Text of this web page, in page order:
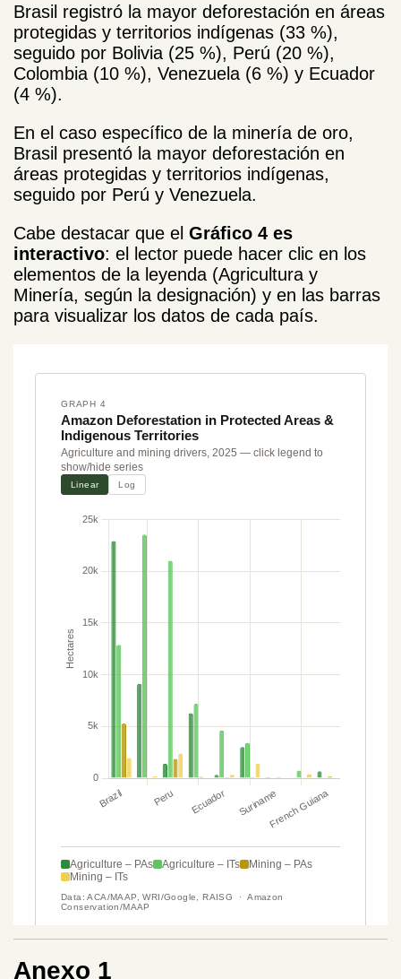
Brasil registró la mayor deforestación en áreas
protegidas y territorios indígenas (33 %),
seguido por Bolivia (25 %), Perú (20 %),
Colombia (10 %), Venezuela (6 %) y Ecuador
(4 %).
En el caso específico de la minería de oro,
Brasil presentó la mayor deforestación en
áreas protegidas y territorios indígenas,
seguido por Perú y Venezuela.
Cabe destacar que el Gráfico 4 es
interactivo: el lector puede hacer clic en los
elementos de la leyenda (Agricultura y
Minería, según la designación) y en las barras
para visualizar los datos de cada país.
Anexo 1